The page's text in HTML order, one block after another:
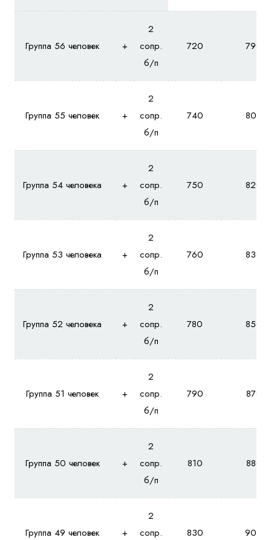
Группа 56 человек +
2
сопр.
б/п
720 790
Группа 55 человек +
2
сопр.
б/п
740 800
Группа 54 человека +
2
сопр.
б/п
750 820
Группа 53 человека +
2
сопр.
б/п
760 830
Группа 52 человека +
2
сопр.
б/п
780 850
Группа 51 человек +
2
сопр.
б/п
790 870
Группа 50 человек +
2
сопр.
б/п
810 880
Группа 49 человек +
2
сопр.
830 900